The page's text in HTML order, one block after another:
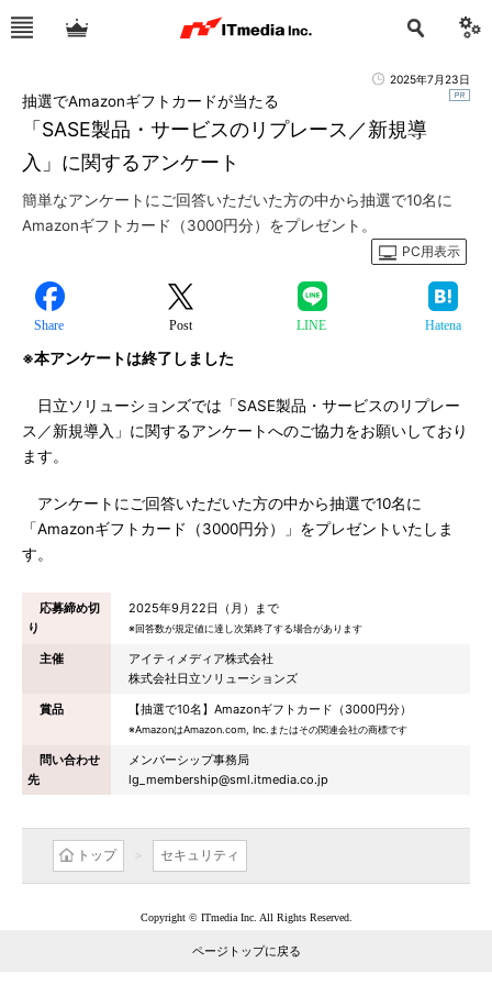
2025年7月23日
「SASE製品・サービスのリプレース／新規導
入」に関するアンケート
抽選でAmazonギフトカードが当たる
簡単なアンケートにご回答いただいた方の中から抽選で10名に
Amazonギフトカード（3000円分）をプレゼント。
PC用表示
Share Post LINE Hatena
※本アンケートは終了しました
日立ソリューションズでは「SASE製品・サービスのリプレー
ス／新規導入」に関するアンケートへのご協力をお願いしており
ます。
アンケートにご回答いただいた方の中から抽選で10名に
「Amazonギフトカード（3000円分）」をプレゼントいたしま
す。
応募締め切
り
2025年9月22日（月）まで
※回答数が規定値に達し次第終了する場合があります
主催
アイティメディア株式会社
株式会社日立ソリューションズ
賞品
【抽選で10名】Amazonギフトカード（3000円分）
※AmazonはAmazon.com, Inc.またはその関連会社の商標です
問い合わせ
先
メンバーシップ事務局
lg_membership@sml.itmedia.co.jp
トップ セキュリティ
Copyright © ITmedia Inc. All Rights Reserved.
ページトップに戻る